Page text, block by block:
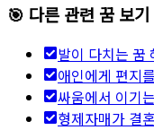
🎯 다른 관련 꿈 보기
발이 다치는 꿈
애인에게 편지
싸움에서 이기
형제자매가 결